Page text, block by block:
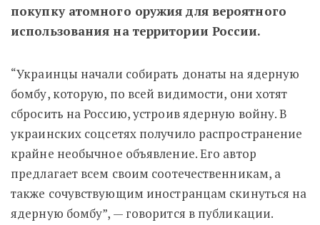
покупку атомного оружия для вероятного
использования на территории России.
“Украинцы начали собирать донаты на ядерную
бомбу, которую, по всей видимости, они хотят
сбросить на Россию, устроив ядерную войну. В
украинских соцсетях получило распространение
крайне необычное объявление. Его автор
предлагает всем своим соотечественникам, а
также сочувствующим иностранцам скинуться на
ядерную бомбу”, — говорится в публикации.